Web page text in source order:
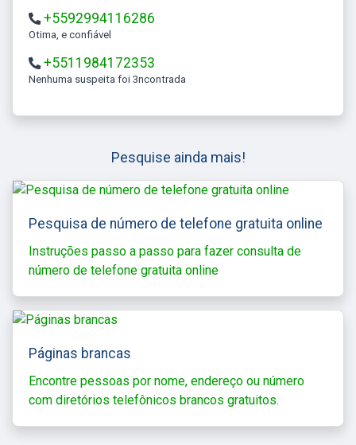
+5592994116286
Otima, e confiável
+5511984172353
Nenhuma suspeita foi 3ncontrada
Pesquise ainda mais!
Pesquisa de número de telefone gratuita online
Instruções passo a passo para fazer consulta de
número de telefone gratuita online
Páginas brancas
Encontre pessoas por nome, endereço ou número
com diretórios telefônicos brancos gratuitos.